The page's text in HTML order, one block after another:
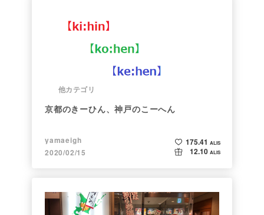
他カテゴリ
京都のきーひん、神戸のこーへん
yamaeigh
2020/02/15
175.41 ALIS
12.10 ALIS